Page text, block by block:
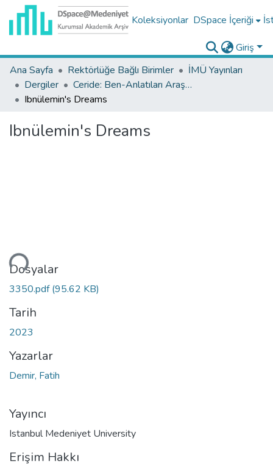
Koleksiyonlar DSpace İçeriği
Giriş
Ana Sayfa
Rektörlüğe Bağlı Birimler
İMÜ Yayınları
Dergiler
Ceride: Ben-Anlatıları Araştırmaları Dergisi Koleksiyonu
Ibnülemin's Dreams
Ibnülemin's Dreams
Dosyalar
3350.pdf(95.62 KB)
Tarih
2023
Yazarlar
Demir, Fatih
Yayıncı
Istanbul Medeniyet University
Erişim Hakkı